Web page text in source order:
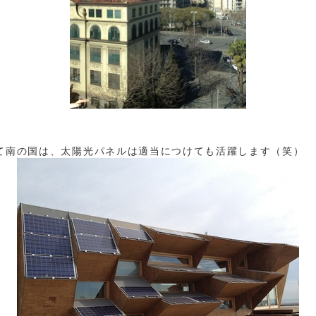
南の国は、太陽光パネルは適当につけても活躍します（笑）